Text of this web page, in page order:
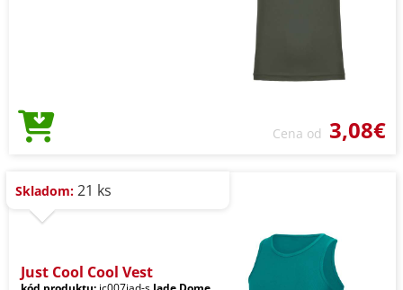
Cena od 3,08€
Skladom: 21 ks
Just Cool Cool Vest